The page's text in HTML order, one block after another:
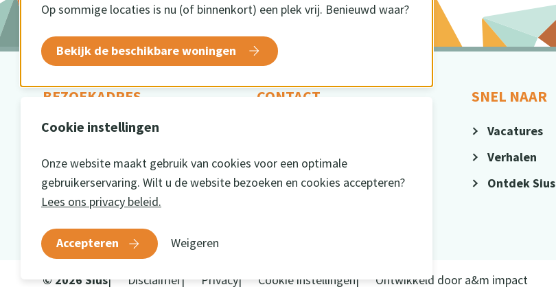
Op sommige locaties is nu (of binnenkort) een plek vrij. Benieuwd waar?
Bekijk de beschikbare woningen
Cookie instellingen
Onze website maakt gebruik van cookies voor een optimale
gebruikerservaring. Wilt u de website bezoeken en cookies accepteren?
Lees ons privacy beleid.
Accepteren Weigeren
BEZOEKADRES
Oude Winterswijkseweg 1
CONTACT
info@sius.nl
SNEL NAAR
Vacatures
Verhalen
Ontdek Sius
© 2026 Sius Disclaimer Privacy Cookie instellingen Ontwikkeld door a&m impact